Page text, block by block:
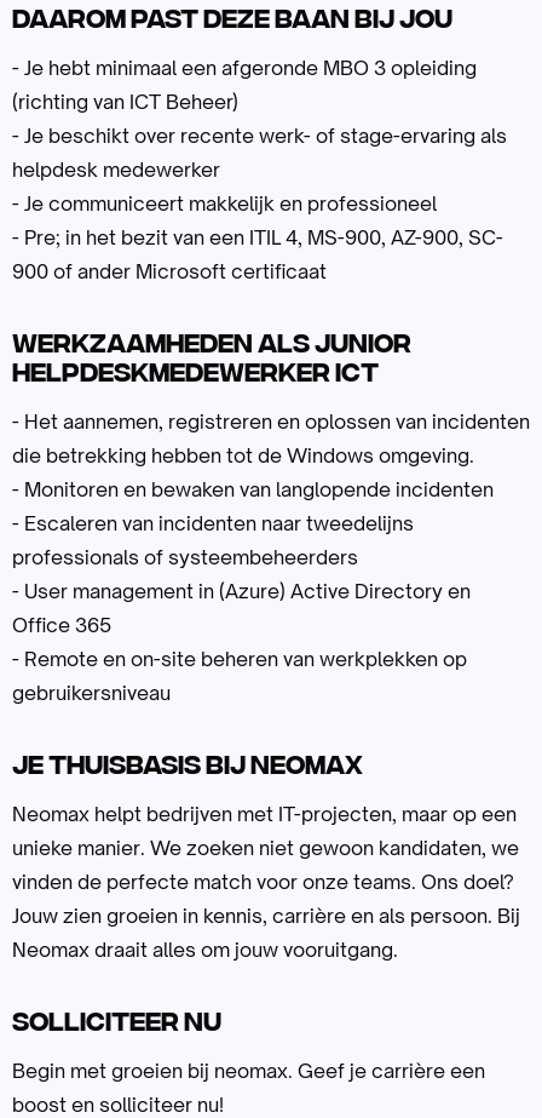
Daarom past deze baan bij jou
- Je hebt minimaal een afgeronde MBO 3 opleiding
(richting van ICT Beheer)
- Je beschikt over recente werk- of stage-ervaring als
helpdesk medewerker
- Je communiceert makkelijk en professioneel
- Pre; in het bezit van een ITIL 4, MS-900, AZ-900, SC-
900 of ander Microsoft certificaat
Werkzaamheden als Junior
Helpdeskmedewerker ICT
- Het aannemen, registreren en oplossen van incidenten
die betrekking hebben tot de Windows omgeving.
- Monitoren en bewaken van langlopende incidenten
- Escaleren van incidenten naar tweedelijns
professionals of systeembeheerders
- User management in (Azure) Active Directory en
Office 365
- Remote en on-site beheren van werkplekken op
gebruikersniveau
Je thuisbasis bij neomax
Neomax helpt bedrijven met IT-projecten, maar op een
unieke manier. We zoeken niet gewoon kandidaten, we
vinden de perfecte match voor onze teams. Ons doel?
Jouw zien groeien in kennis, carrière en als persoon. Bij
Neomax draait alles om jouw vooruitgang.
Solliciteer nu
Begin met groeien bij neomax. Geef je carrière een
boost en solliciteer nu!